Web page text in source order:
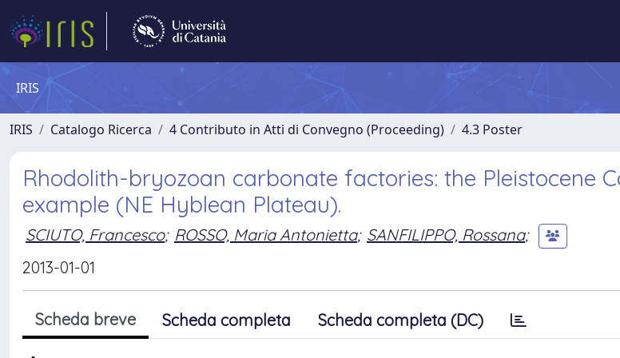
IRIS
IRIS Catalogo Ricerca 4 Contributo in Atti di Convegno (Proceeding) 4.3 Poster
Rhodolith-bryozoan carbonate factories: the Pleistocene
example (NE Hyblean Plateau).
SCIUTO, Francesco; ROSSO, Maria Antonietta; SANFILIPPO, Rossana;
2013-01-01
Scheda breve Scheda completa Scheda completa (DC)